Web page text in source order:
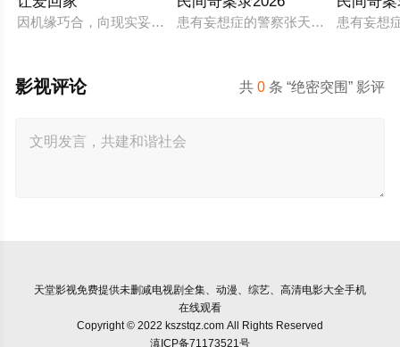
因机缘巧合，向现实妥协的导演朱达仁萌生拍一部《河南人在
患有妄想症的警察张天盛遇上一起离
患有妄想
共0 条 “绝密突围” 影评
影视评论
天堂影视免费提供未删减电视剧全集、动漫、综艺、高清电影大全手机
在线观看
Copyright © 2022 kszstqz.com All Rights Reserved
滇ICP备71173521号